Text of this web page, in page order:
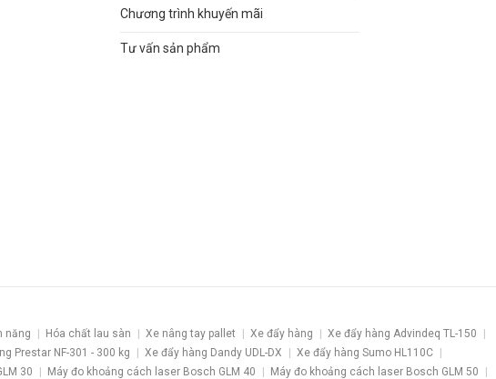
Chương trình khuyến mãi
Tư vấn sản phẩm
năng Hóa chất lau sàn Xe nâng tay pallet Xe đẩy hàng
Xe đẩy hàng Advindeq TL-150
Prestar NF-301 - 300 kg Xe đẩy hàng Dandy UDL-DX
Xe đẩy hàng Sumo HL110C
30 Máy đo khoảng cách laser Bosch GLM 40 Máy đo khoảng cách laser Bosch GLM 50